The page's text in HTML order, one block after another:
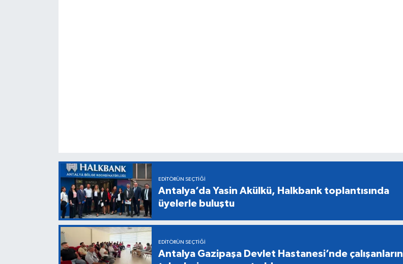
EDITÖRÜN SEÇTIĞI
Antalya’da Yasin Akülkü, Halkbank toplantısında
üyelerle buluştu
EDITÖRÜN SEÇTIĞI
Antalya Gazipaşa Devlet Hastanesi’nde çalışanların